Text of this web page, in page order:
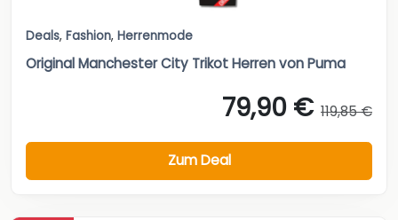
Deals, Fashion, Herrenmode
Original Manchester City Trikot Herren von Puma
79,90 € 119,85 €
Zum Deal